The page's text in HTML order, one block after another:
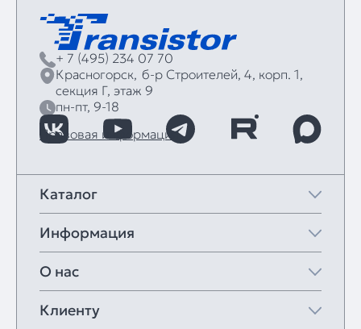
+ 7 (495) 234 07 70
Красногорск, б‑р Строителей, 4, корп. 1,
секция Г, этаж 9
пн-пт, 9-18
Правовая информация
Каталог
Информация
О нас
Клиенту